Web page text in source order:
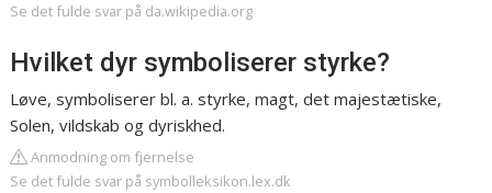
Se det fulde svar på da.wikipedia.org
Hvilket dyr symboliserer styrke?
Løve, symboliserer bl. a. styrke, magt, det majestætiske,
Solen, vildskab og dyriskhed.
Anmodning om fjernelse
Se det fulde svar på symbolleksikon.lex.dk